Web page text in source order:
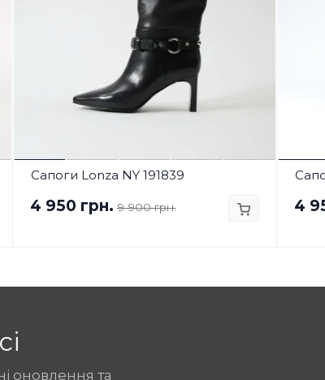
Сапоги Lonza NY 191839
4 950 грн. 9 900 грн. 4
оновлення та